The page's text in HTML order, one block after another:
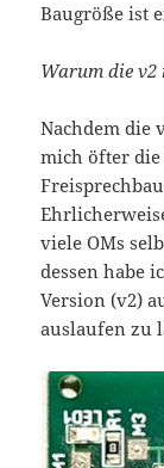
Baugröße ist
Warum die v2
Nachdem die
mich öfter die
viele OMs
dessen habe
Version (v2)
auslaufen zu